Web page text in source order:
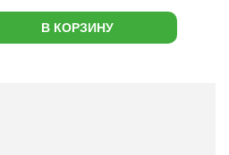
В КОРЗИНУ